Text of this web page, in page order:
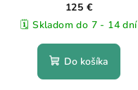
125 €
🗓️ Skladom do 7 - 14 dní
Do košíka